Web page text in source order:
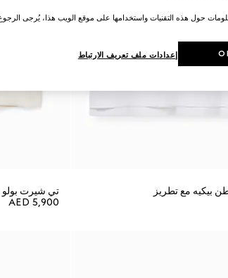
بيكيه مع تطريز
تي شيرت
AED 5,900
حول هذه التقنيات واستخدامها على موقع الويب هذا، يُرجى
إعدادات ملف تعريف الارتباط